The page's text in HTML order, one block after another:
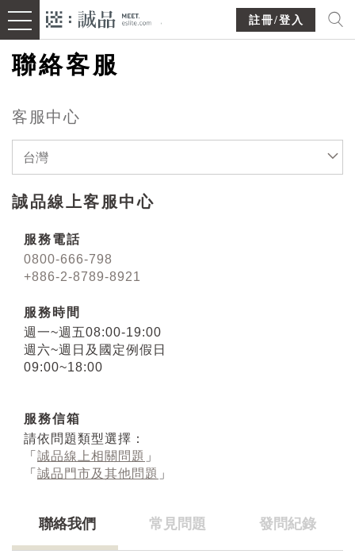
註冊/登入
聯絡客服
客服中心
台灣
誠品線上客服中心
服務電話
0800-666-798
+886-2-8789-8921
服務時間
週一~週五08:00-19:00
週六~週日及國定例假日
09:00~18:00
服務信箱
請依問題類型選擇：
「 誠品線上相關問題 」
「 誠品門市及其他問題 」
聯絡我們 常見問題 發問紀錄